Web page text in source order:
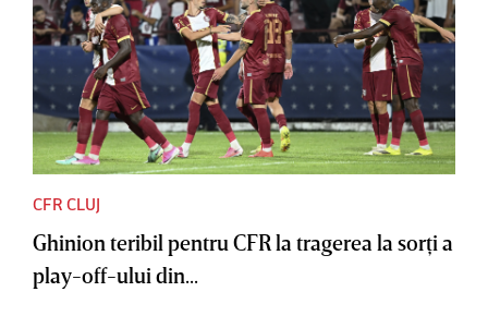
CFR CLUJ
Ghinion teribil pentru CFR la tragerea la sorţi a
play-off-ului din...